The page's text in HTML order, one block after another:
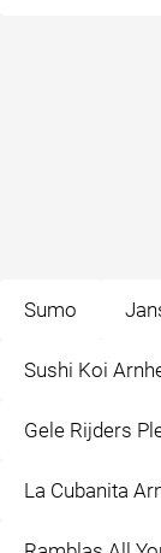
Sumo
Sushi Koi
Gele Rijders
La Cubanita